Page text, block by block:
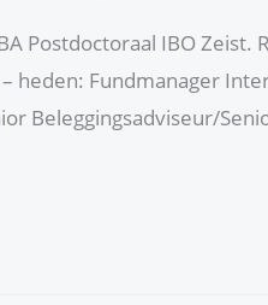
Postdoctoraal IBO Zeist.
heden: Fundmanager
Beleggingsadviseur/